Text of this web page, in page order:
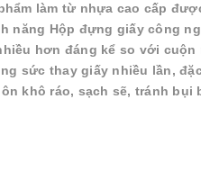
làm từ nhựa cao cấp
năng Hộp đựng giấy công
hơn đáng kể so với
sức thay giấy nhiều lần,
khô ráo, sạch sẽ, tránh bụi